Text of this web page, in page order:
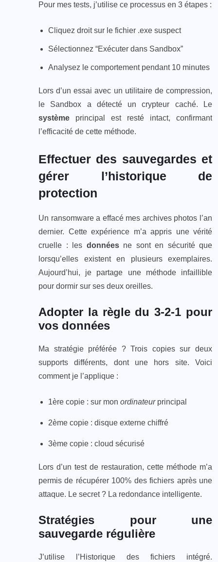
Pour mes tests, j’utilise ce processus en 3 étapes :
Cliquez droit sur le fichier .exe suspect
Sélectionnez “Exécuter dans Sandbox”
Analysez le comportement pendant 10 minutes
Lors d’un essai avec un utilitaire de compression,
le Sandbox a détecté un crypteur caché. Le
système principal est resté intact, confirmant
l’efficacité de cette méthode.
Effectuer des sauvegardes et
gérer l’historique de
protection
Un ransomware a effacé mes archives photos l’an
dernier. Cette expérience m’a appris une vérité
cruelle : les donnéesne sont en sécurité que
lorsqu’elles existent en plusieurs exemplaires.
Aujourd’hui, je partage une méthode infaillible
pour dormir sur ses deux oreilles.
Adopter la règle du 3-2-1 pour
vos données
Ma stratégie préférée ? Trois copies sur deux
supports différents, dont une hors site. Voici
comment je l’applique :
1ère copie : sur mon ordinateurprincipal
2ème copie : disque externe chiffré
3ème copie : cloud sécurisé
Lors d’un test de restauration, cette méthode m’a
permis de récupérer 100% des fichiers après une
attaque. Le secret ? La redondance intelligente.
Stratégies pour une
sauvegarde régulière
J’utilise l’Historique des fichiers intégré.